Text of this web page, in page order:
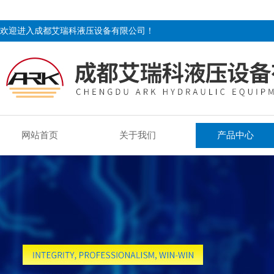
欢迎进入成都艾瑞科液压设备有限公司！
网站首页 关于我们 产品中心